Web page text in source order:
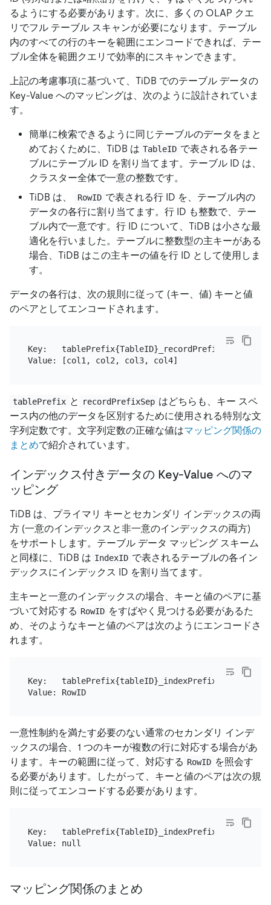
るようにする必要があります。次に、多くの OLAP クエ
リでフル テーブル スキャンが必要になります。テーブル
内のすべての行のキーを範囲にエンコードできれば、テー
ブル全体を範囲クエリで効率的にスキャンできます。
上記の考慮事項に基づいて、TiDB でのテーブル データの
Key-Value へのマッピングは、次のように設計されていま
す。
簡単に検索できるように同じテーブルのデータをまと
めておくために、TiDB は TableID で表される各テー
ブルにテーブル ID を割り当てます。テーブル ID は、
クラスター全体で一意の整数です。
TiDB は、
RowID で表される行 ID を、テーブル内の
データの各行に割り当てます。行 ID も整数で、テー
ブル内で一意です。行 ID について、TiDB は小さな最
適化を行いました。テーブルに整数型の主キーがある
場合、TiDB はこの主キーの値を行 ID として使用しま
す。
データの各行は、次の規則に従って (キー、値) キーと値
のペアとしてエンコードされます。
Key:   tablePrefix{TableID}_recordPrefixSep{RowID}
tablePrefix と recordPrefixSep はどちらも、キー スペ
ース内の他のデータを区別するために使用される特別な文
字列定数です。文字列定数の正確な値はマッピング関係の
まとめで紹介されています。
インデックス付きデータの Key-Value へのマ
ッピング
TiDB は、プライマリ キーとセカンダリ インデックスの両
方 (一意のインデックスと非一意のインデックスの両方)
をサポートします。テーブル データ マッピング スキーム
と同様に、TiDB は IndexID で表されるテーブルの各イン
デックスにインデックス ID を割り当てます。
主キーと一意のインデックスの場合、キーと値のペアに基
づいて対応する RowID をすばやく見つける必要があるた
め、そのようなキーと値のペアは次のようにエンコードさ
れます。
Key:
Value: RowID
一意性制約を満たす必要のない通常のセカンダリ インデ
ックスの場合、1 つのキーが複数の行に対応する場合があ
ります。キーの範囲に従って、対応する RowID を照会す
る必要があります。したがって、キーと値のペアは次の規
則に従ってエンコードする必要があります。
Key:
マッピング関係のまとめ